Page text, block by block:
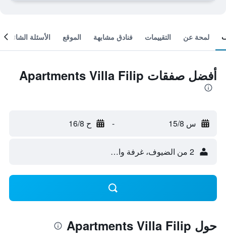
لمحة عن التقييمات فنادق مشابهة الموقع الأسئلة الشائعة
أفضل صفقات Apartments Villa Filip
س 15/8 - ح 16/8
2 من الضيوف، غرفة واحدة
حول Apartments Villa Filip